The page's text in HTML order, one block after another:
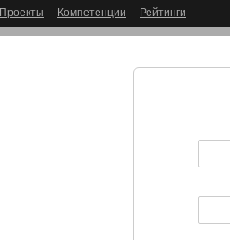
Проекты Компетенции Рейтинги